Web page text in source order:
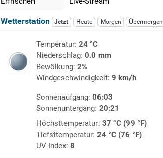
Wetterstation Jetzt Heute Morgen Übermorgen
Temperatur: 24 °C
Niederschlag: 0.0 mm
Bewölkung: 2%
Windgeschwindigkeit: 9 km/h
Sonnenaufgang: 06:03
Sonnenuntergang: 20:21
Höchsttemperatur: 37 °C (99 °F)
Tiefsttemperatur: 24 °C (76 °F)
UV-Index: 8